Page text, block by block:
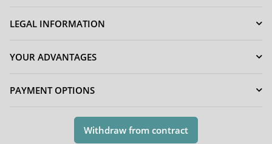
LEGAL INFORMATION
YOUR ADVANTAGES
PAYMENT OPTIONS
Withdraw from contract